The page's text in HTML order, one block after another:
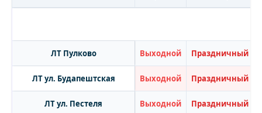
ЛТ Пулково Выходной Праздничный
ЛТ ул. Будапештская Выходной Праздничный
ЛТ ул. Пестеля Выходной Праздничный